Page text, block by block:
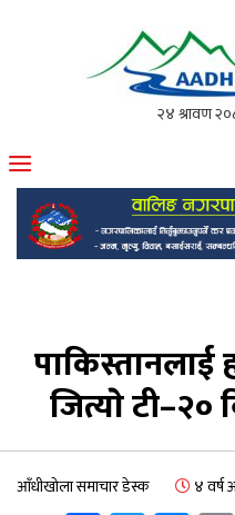
मोफसलकै लोकप्रिय अनलाइन
पाकिस्तानलाई
जित्याे टी–२०
आँधीखोला समाचार डेस्क ४ वर्ष